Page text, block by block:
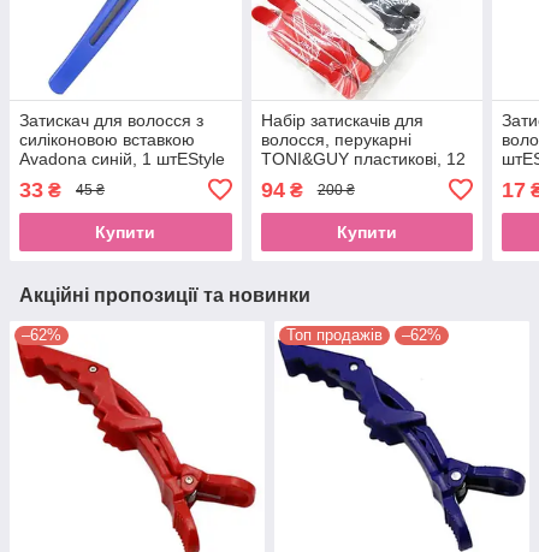
Затискач для волосся з
силіконовою вставкою
Avadona синій, 1 штEStyle
33 ₴ 45 ₴
Купити
Набір затискачів для
волосся, перукарні
TONI&GUY пластикові, 12
94₴ 200 ₴
Купити
17
Акційні пропозиції та новинки
–62% Топ продажів –62%